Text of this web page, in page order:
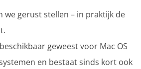
we gerust stellen – in praktijk de
geweest voor Mac OS
en bestaat sinds kort ook